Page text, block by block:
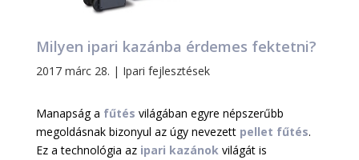
Milyen ipari kazánba érdemes fektetni?
2017 márc 28. | Ipari fejlesztések
Manapság a fűtés világában egyre népszerűbb
megoldásnak bizonyul az úgy nevezett pellet fűtés.
Ez a technológia az ipari kazánokvilágát is